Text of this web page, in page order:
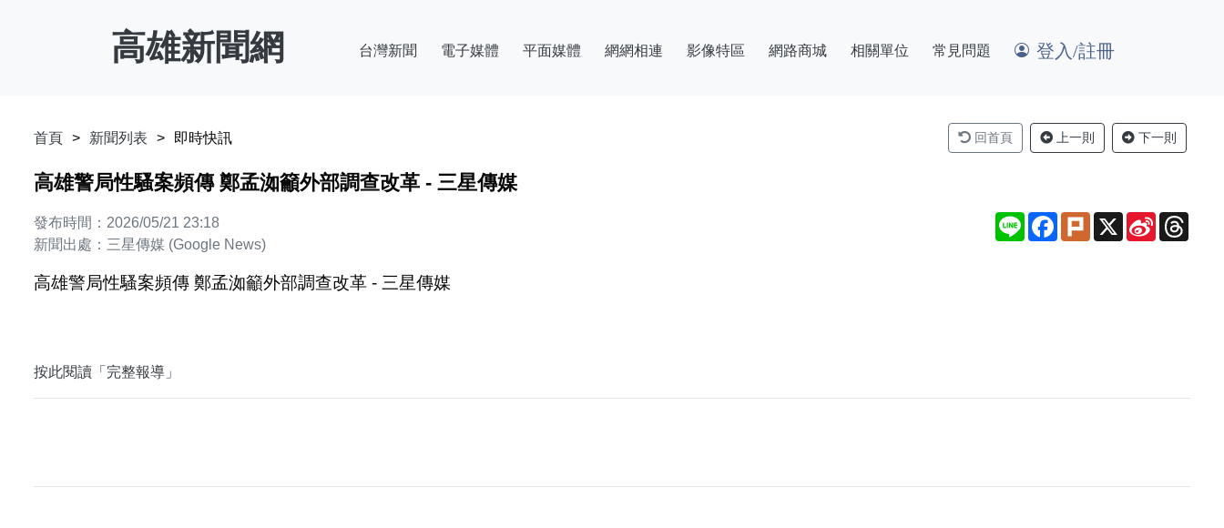
高雄新聞網 台灣新聞 電子媒體 平面媒體 網網相連 影像特區 網路商城 相關單位 常見問題 登入/註冊
首頁 新聞列表 即時快訊 回首頁 上一則 下一則
高雄警局性騷案頻傳 鄭孟洳籲外部調查改革 - 三星傳媒
發布時間：2026/05/21 23:18
新聞出處：三星傳媒 (Google News)
Line Facebook
Plurk X
Sina
Weibo
高雄警局性騷案頻傳 鄭孟洳籲外部調查改革 - 三星傳媒
按此閱讀「完整報導」